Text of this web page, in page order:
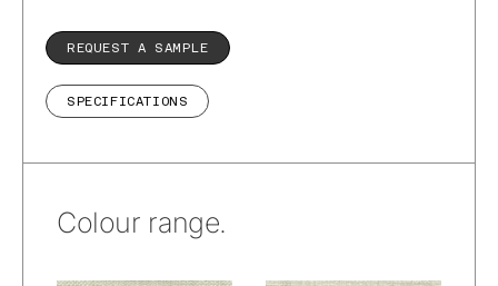
REQUEST A SAMPLE
SPECIFICATIONS
Colour range.